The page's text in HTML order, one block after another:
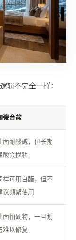
辑不完全一样：
瓷台盆
面耐酸碱，但长期
酸会损釉
样可用白醋，但不
议频繁使用
面怕硬物，一旦划
难以修复